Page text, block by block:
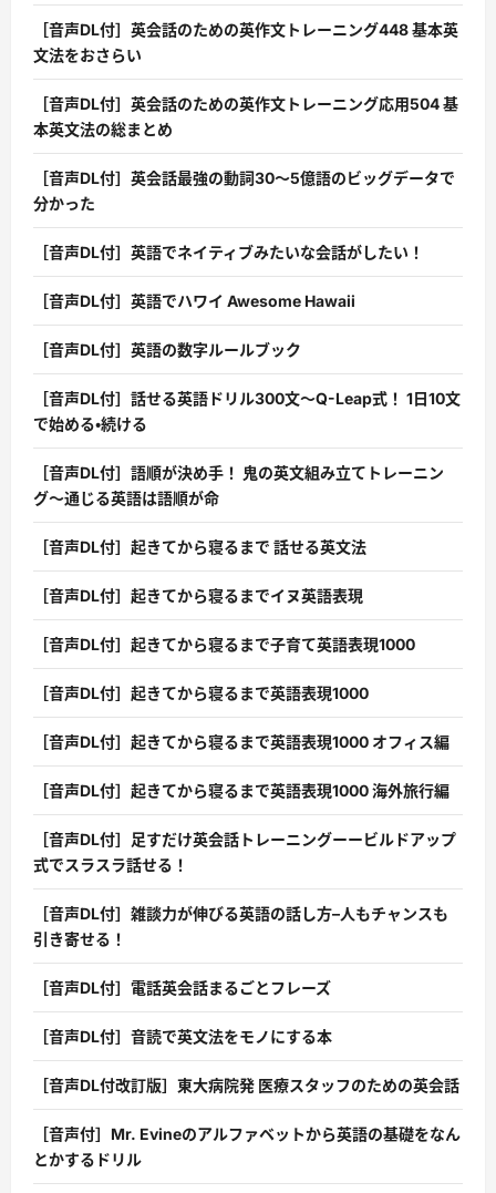
［音声DL付］英会話のための英作文トレーニング448 基本英
文法をおさらい
［音声DL付］英会話のための英作文トレーニング応用504 基
本英文法の総まとめ
［音声DL付］英会話最強の動詞30〜5億語のビッグデータで
分かった
［音声DL付］英語でネイティブみたいな会話がしたい！
［音声DL付］英語でハワイ Awesome Hawaii
［音声DL付］英語の数字ルールブック
［音声DL付］話せる英語ドリル300文〜Q-Leap式！ 1日10文
で始める・続ける
［音声DL付］語順が決め手！ 鬼の英文組み立てトレーニン
グ〜通じる英語は語順が命
［音声DL付］起きてから寝るまで 話せる英文法
［音声DL付］起きてから寝るまでイヌ英語表現
［音声DL付］起きてから寝るまで子育て英語表現1000
［音声DL付］起きてから寝るまで英語表現1000
［音声DL付］起きてから寝るまで英語表現1000 オフィス編
［音声DL付］起きてから寝るまで英語表現1000 海外旅行編
［音声DL付］足すだけ英会話トレーニングーービルドアップ
式でスラスラ話せる！
［音声DL付］雑談力が伸びる英語の話し方–人もチャンスも
引き寄せる！
［音声DL付］電話英会話まるごとフレーズ
［音声DL付］音読で英文法をモノにする本
［音声DL付改訂版］東大病院発 医療スタッフのための英会話
［音声付］Mr. Evineのアルファベットから英語の基礎をなん
とかするドリル